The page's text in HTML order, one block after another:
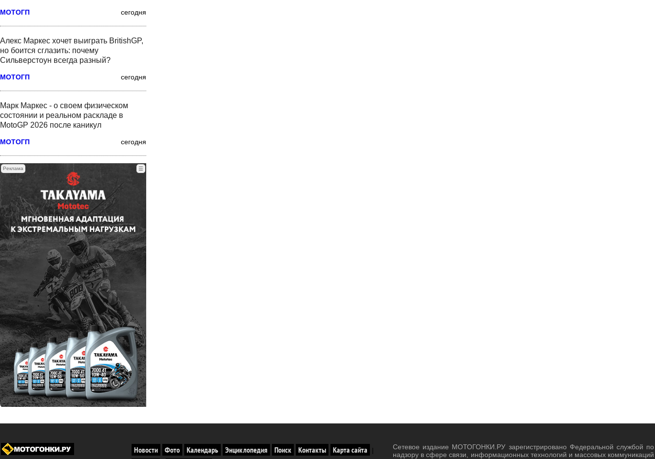
МОТОГП сегодня
Алекс Маркес хочет выиграть BritishGP,
но боится сглазить: почему
Сильверстоун всегда разный?
МОТОГП сегодня
Марк Маркес - о своем физическом
состоянии и реальном раскладе в
MotoGP 2026 после каникул
МОТОГП сегодня
Реклама ☰
Новости Фото Календарь Энциклопедия Поиск Контакты Карта сайта |
Сетевое издание МОТОГОНКИ.РУ зарегистрировано Федеральной службой по
надзору в сфере связи, информационных технологий и массовых коммуникаций